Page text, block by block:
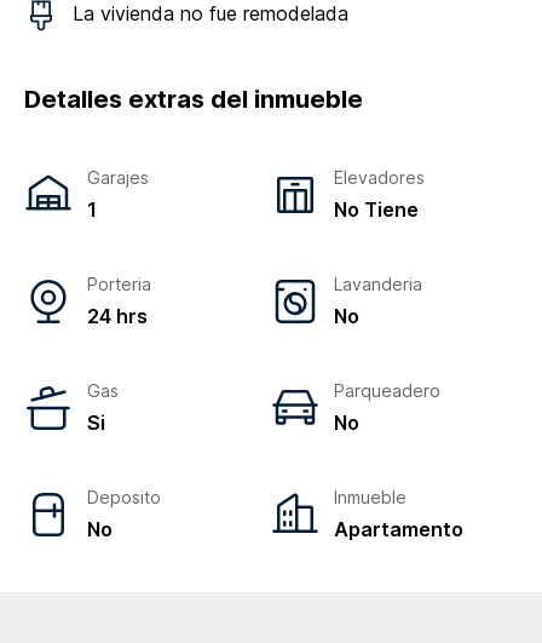
La vivienda no fue remodelada
Detalles extras del inmueble
Garajes
1
Elevadores
No Tiene
Porteria
24 hrs
Lavanderia
No
Gas
Si
Parqueadero
No
Deposito
No
Inmueble
Apartamento